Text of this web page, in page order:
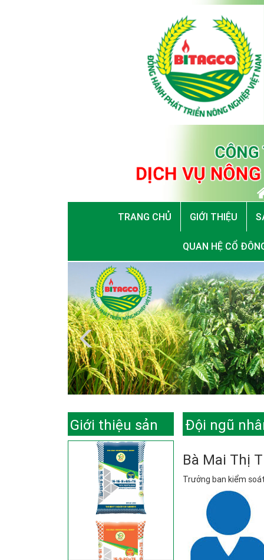
TRANG CHỦ GIỚI THIỆU
QUAN HỆ CỔ
Giới thiệu sản
phẩm
Đội ngũ
Bà Mai Thị
Trưởng ban kiểm